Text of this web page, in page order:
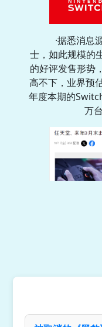
·据悉消息
士，如此规模的
的好评发售形势
高不下，业界预
年度本期的
万